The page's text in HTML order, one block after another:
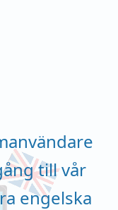
till vår
engelska